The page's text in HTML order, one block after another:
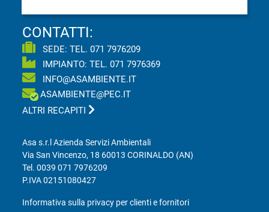
CONTATTI:
SEDE: TEL.071 7976209
IMPIANTO: TEL.071 7976369
INFO@ASAMBIENTE.IT
ASAMBIENTE@PEC.IT
ALTRI RECAPITI
Asa s.r.l Azienda Servizi Ambientali
Via San Vincenzo, 18 60013 CORINALDO (AN)
Tel.0039 071 7976209
P.IVA 02151080427
Informativa sulla privacy per clienti e fornitori